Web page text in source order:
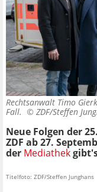
Rechtsanwalt Timo
Fall. © ZDF/Steffen
Neue Folgen der
ZDF ab 27.
der Mediathek
Titelfoto: ZDF/Steffen Junghans